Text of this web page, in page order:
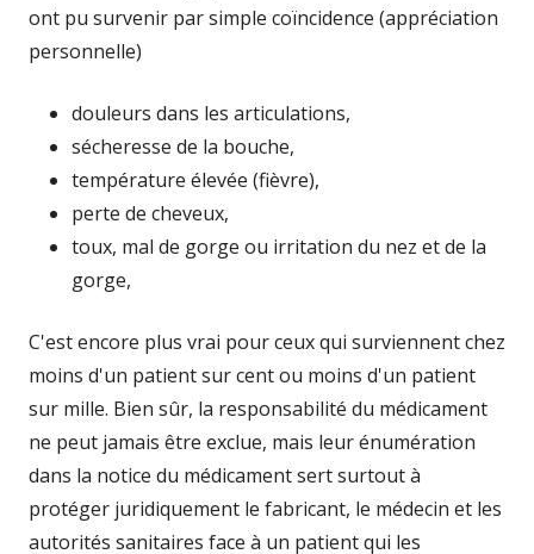
ont pu survenir par simple coïncidence (appréciation
personnelle)
douleurs dans les articulations,
sécheresse de la bouche,
température élevée (fièvre),
perte de cheveux,
toux, mal de gorge ou irritation du nez et de la
gorge,
C'est encore plus vrai pour ceux qui surviennent chez
moins d'un patient sur cent ou moins d'un patient
sur mille. Bien sûr, la responsabilité du médicament
ne peut jamais être exclue, mais leur énumération
dans la notice du médicament sert surtout à
protéger juridiquement le fabricant, le médecin et les
autorités sanitaires face à un patient qui les